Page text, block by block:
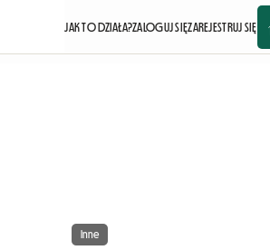
JAK TO DZIAŁA?ZALOGUJ SIĘZAREJESTRUJ SIĘ
Inne